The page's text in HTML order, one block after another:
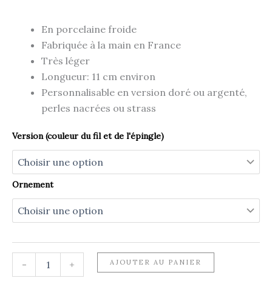
En porcelaine froide
Fabriquée à la main en France
Très léger
Longueur: 11 cm environ
Personnalisable en version doré ou argenté,
perles nacrées ou strass
Version (couleur du fil et de l'épingle)
Ornement
- + AJOUTER AU PANIER